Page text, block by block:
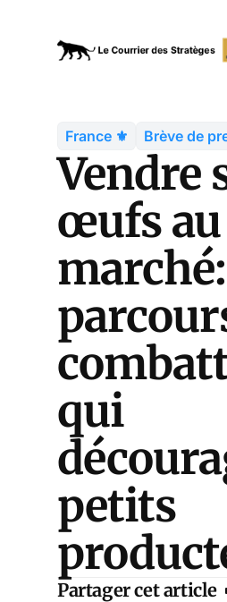
France ⚜️ Brève de
Vendre
œufs au
qui
petits
Partager cet article